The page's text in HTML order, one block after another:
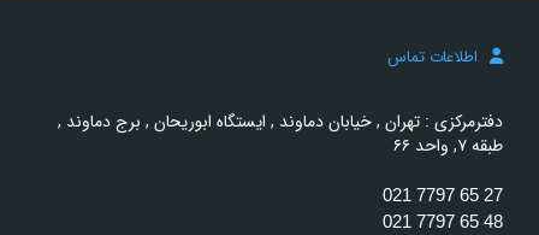
اطلاعات تماس
دفترمرکزی : تهران , خیابان دماوند , ایستگاه ابوریحان , برج دماوند ,
طبقه ۷, واحد ۶۶
021 7797 65 27
021 7797 65 48